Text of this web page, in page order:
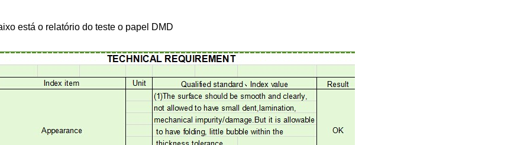
está o relatório do teste o papel DMD